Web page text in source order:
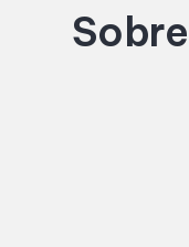
Alimentação